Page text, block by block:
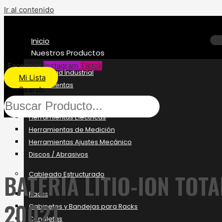
Ir al contenido
Inicio
Nuestros Productos
Seguridad Industrial
Herramientas
Herramientas Manuales
Herramientas Eléctricas
Herramientas de Medición
Herramientas Ajustes Mecánico
Discos / Abrasivos
Cableado Estructurado
Racks
Gabinetes y Bandejas para Racks
Canaletas
Facebook Instagram Tiktok
Mi Lista
Search
BATERIA LITIO-ION
20021